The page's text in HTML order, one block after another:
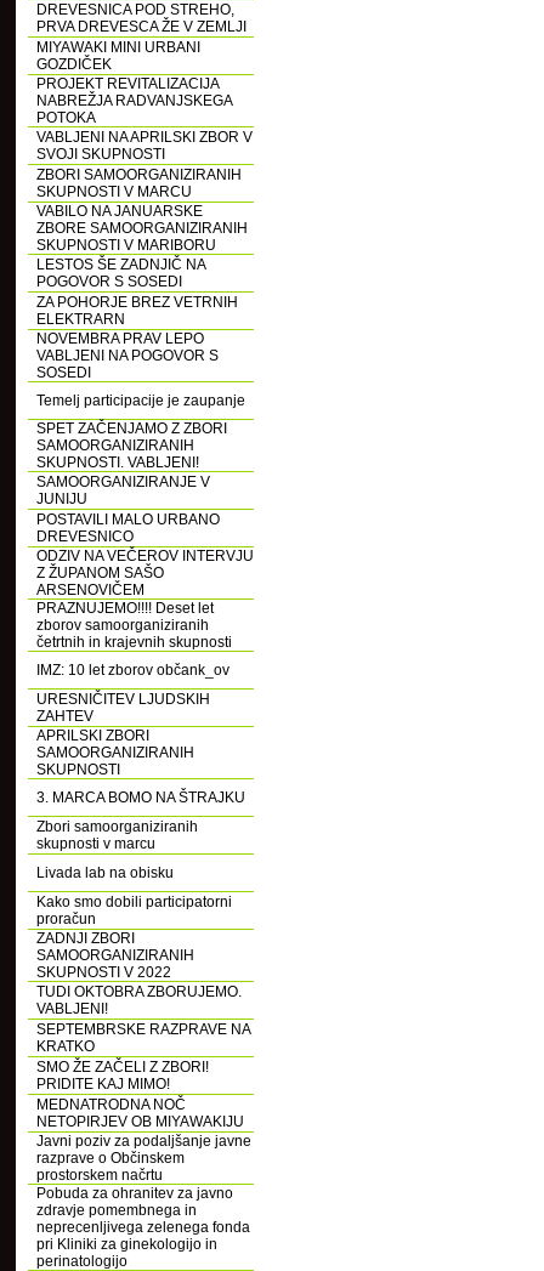
DREVESNICA POD STREHO,
PRVA DREVESCA ŽE V ZEMLJI
MIYAWAKI MINI URBANI
GOZDIČEK
PROJEKT REVITALIZACIJA
NABREŽJA RADVANJSKEGA
POTOKA
VABLJENI NA APRILSKI ZBOR V
SVOJI SKUPNOSTI
ZBORI SAMOORGANIZIRANIH
SKUPNOSTI V MARCU
VABILO NA JANUARSKE
ZBORE SAMOORGANIZIRANIH
SKUPNOSTI V MARIBORU
LESTOS ŠE ZADNJIČ NA
POGOVOR S SOSEDI
ZA POHORJE BREZ VETRNIH
ELEKTRARN
NOVEMBRA PRAV LEPO
VABLJENI NA POGOVOR S
SOSEDI
Temelj participacije je zaupanje
SPET ZAČENJAMO Z ZBORI
SAMOORGANIZIRANIH
SKUPNOSTI. VABLJENI!
SAMOORGANIZIRANJE V
JUNIJU
POSTAVILI MALO URBANO
DREVESNICO
ODZIV NA VEČEROV INTERVJU
Z ŽUPANOM SAŠO
ARSENOVIČEM
PRAZNUJEMO!!!! Deset let
zborov samoorganiziranih
četrtnih in krajevnih skupnosti
IMZ: 10 let zborov občank_ov
URESNIČITEV LJUDSKIH
ZAHTEV
APRILSKI ZBORI
SAMOORGANIZIRANIH
SKUPNOSTI
3. MARCA BOMO NA ŠTRAJKU
Zbori samoorganiziranih
skupnosti v marcu
Livada lab na obisku
Kako smo dobili participatorni
proračun
ZADNJI ZBORI
SAMOORGANIZIRANIH
SKUPNOSTI V 2022
TUDI OKTOBRA ZBORUJEMO.
VABLJENI!
SEPTEMBRSKE RAZPRAVE NA
KRATKO
SMO ŽE ZAČELI Z ZBORI!
PRIDITE KAJ MIMO!
MEDNATRODNA NOČ
NETOPIRJEV OB MIYAWAKIJU
Javni poziv za podaljšanje javne
razprave o Občinskem
prostorskem načrtu
Pobuda za ohranitev za javno
zdravje pomembnega in
neprecenljivega zelenega fonda
pri Kliniki za ginekologijo in
perinatologijo